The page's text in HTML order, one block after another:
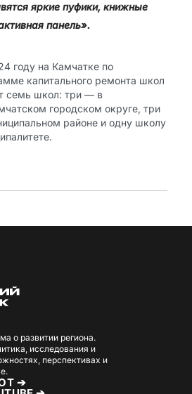
яркие пуфики, книжные
панель».
году на Камчатке по
капитального ремонта школ
семь школ: три — в
городском округе, три
районе и одну школу
о развитии региона.
исследования и
перспективах и
➔